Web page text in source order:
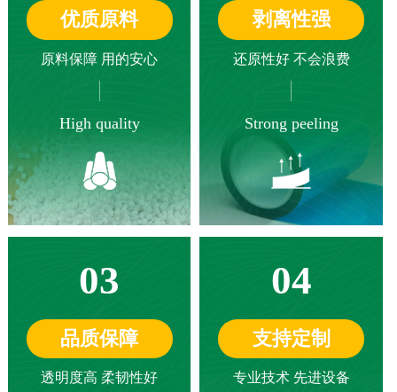
优质原料
原料保障 用的安心
High quality
剥离性强
还原性好 不会浪费
Strong peeling
03
品质保障
透明度高 柔韧性好
04
支持定制
专业技术 先进设备